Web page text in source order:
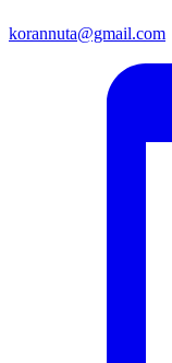
korannuta@gmail.com